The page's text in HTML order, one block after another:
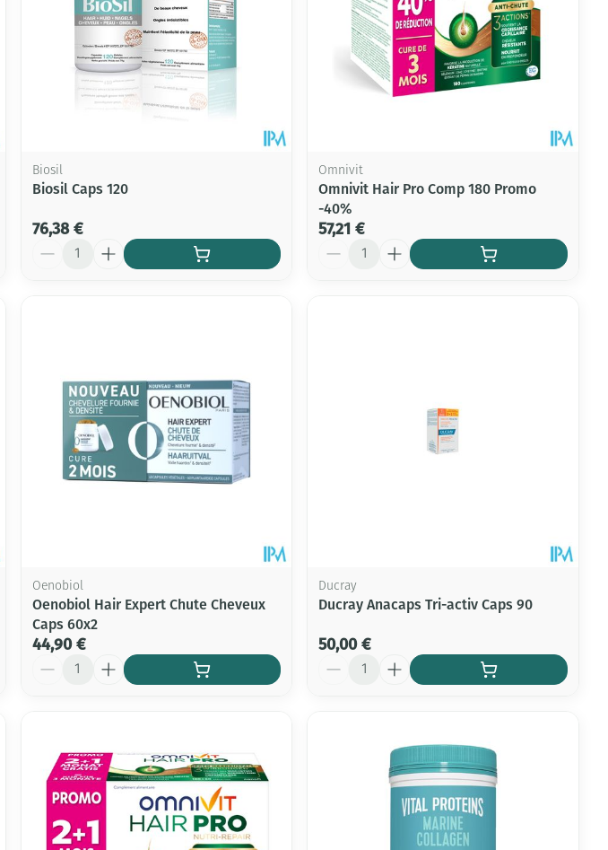
Biosil
Biosil Caps 120
76,38 €
Quantité
Omnivit
Omnivit Hair Pro Comp 180 Promo
-40%
57,21 €
Quantité
Oenobiol
Oenobiol Hair Expert Chute Cheveux
Caps 60x2
44,90 €
Quantité
Ducray
Ducray Anacaps Tri-activ Caps 90
50,00 €
Quantité